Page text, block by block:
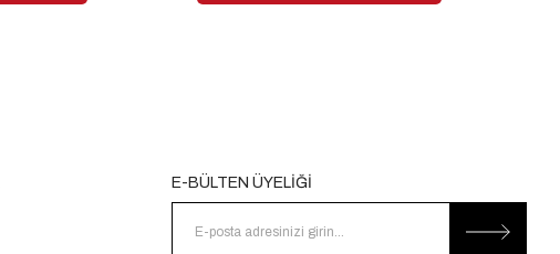
E-BÜLTEN ÜYELİĞİ